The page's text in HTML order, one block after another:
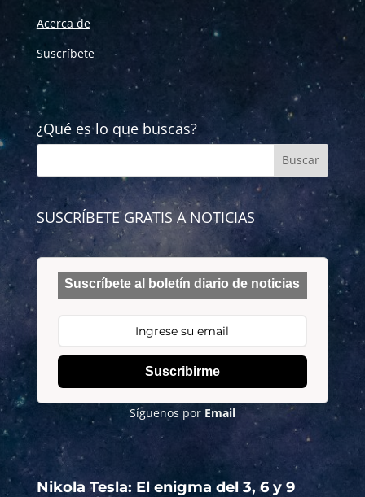
Acerca de
Suscríbete
¿Qué es lo que buscas?
SUSCRÍBETE GRATIS A NOTICIAS
Suscríbete al boletín diario de noticias
Suscribirme
Síguenos por Email
Nikola Tesla: El enigma del 3, 6 y 9